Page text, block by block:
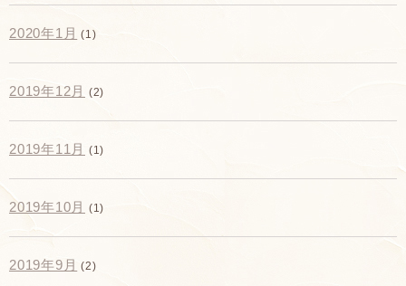
2020年1月 (1)
2019年12月 (2)
2019年11月 (1)
2019年10月 (1)
2019年9月 (2)